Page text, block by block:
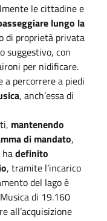
le cittadine e
lungo la
di proprietà privata
suggestivo, con
per nidificare.
percorrere a piedi
, anch’essa di
mantenendo
di mandato,
hadefinito
, tramite l’incarico
del lago è
di 19.160
all’acquisizione